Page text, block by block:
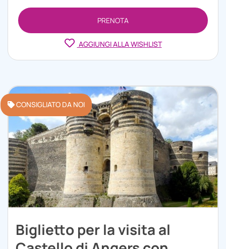
PRENOTA
AGGIUNGI ALLA WISHLIST
CONSIGLIATO DA NOI
Biglietto per la visita al